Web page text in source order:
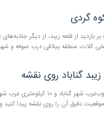
گردی
بازدید از قلعه زیبد، از دیگر
کلات، منطقه ییلاقی درب صوفه و
گناباد روی نقشه
دقیق آن را روی نقشه پیدا کنید